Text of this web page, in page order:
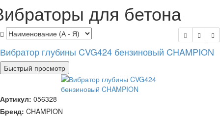
для бетона
Вибратор глубины CVG424 бензиновый CHAMPION
Быстрый просмотр
Артикул: 056328
Бренд: CHAMPION